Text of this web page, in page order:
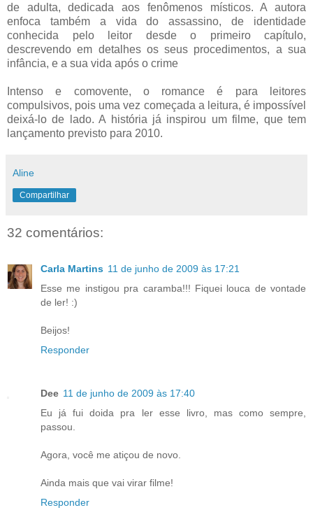
de adulta, dedicada aos fenômenos místicos. A autora
enfoca também a vida do assassino, de identidade
conhecida pelo leitor desde o primeiro capítulo,
descrevendo em detalhes os seus procedimentos, a sua
infância, e a sua vida após o crime
Intenso e comovente, o romance é para leitores
compulsivos, pois uma vez começada a leitura, é impossível
deixá-lo de lado. A história já inspirou um filme, que tem
lançamento previsto para 2010.
Aline
Compartilhar
32 comentários:
Carla Martins 11 de junho de 2009 às 17:21
Esse me instigou pra caramba!!! Fiquei louca de vontade
de ler! :)
Beijos!
Responder
Dee 11 de junho de 2009 às 17:40
Eu já fui doida pra ler esse livro, mas como sempre,
passou.
Agora, você me atiçou de novo.
Ainda mais que vai virar filme!
Responder